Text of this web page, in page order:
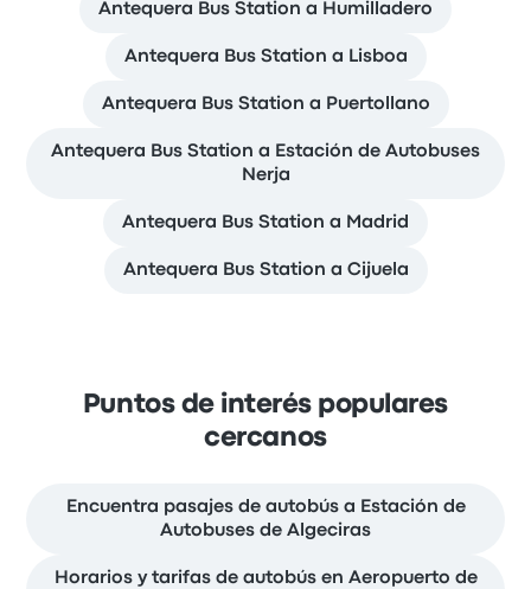
Antequera Bus Station a Humilladero
Antequera Bus Station a Lisboa
Antequera Bus Station a Puertollano
Antequera Bus Station a Estación de Autobuses
Nerja
Antequera Bus Station a Madrid
Antequera Bus Station a Cijuela
Puntos de interés populares
cercanos
Encuentra pasajes de autobús a Estación de
Autobuses de Algeciras
Horarios y tarifas de autobús en Aeropuerto de